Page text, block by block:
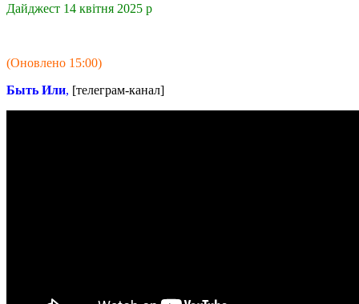
Дайджест 14 квітня 2025 р
(Оновлено 15:00)
Быть Или, [телеграм-канал]